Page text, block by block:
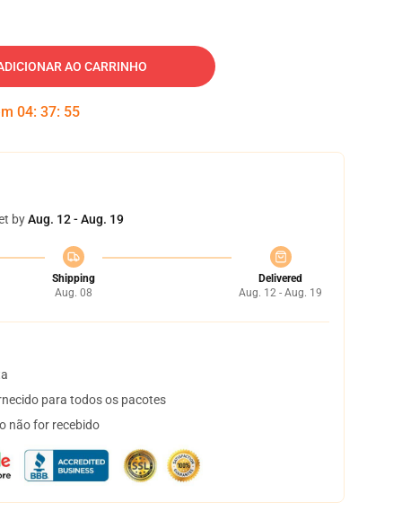
AO CARRINHO
04: 37: 54
byAug. 12 - Aug. 19
Shipping
Aug. 08
Delivered
Aug. 12 - Aug. 19
para todos os pacotes
não for recebido